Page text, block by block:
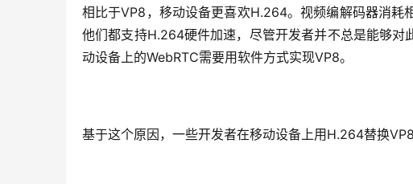
相比于VP8，移动设备更喜欢H.264。视频编解码器消
他们都支持H.264硬件加速，尽管开发者并不总是能够
动设备上的WebRTC需要用软件方式实现VP8。
基于这个原因，一些开发者在移动设备上用H.264替换